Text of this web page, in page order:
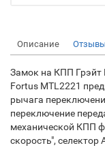
Описание Отзывы
Замок на КПП Грэйт
Fortus MTL2221
рычага
переключение
механической КПП
скорость",